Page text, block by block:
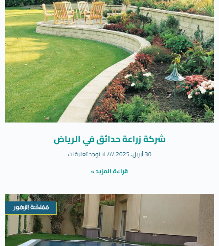
شركة زراعة حدائق في الرياض
30 أبريل، 2025
لا توجد تعليقات
قراءة المزيد »